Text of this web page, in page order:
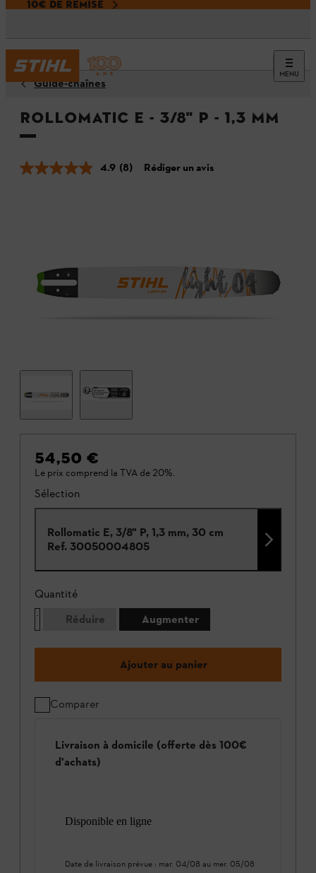
10€ DE REMISE
MENU
Guide-chaînes
Rollomatic E - 3/8" P - 1,3 mm
4.9 (8) Rédiger un avis
54,50 €
Le prix comprend la TVA de 20%.
Sélection
Rollomatic E, 3/8" P, 1,3 mm, 30 cm
Ref. 30050004805
Quantité
Réduire
Augmenter
Ajouter au panier
Comparer
Livraison à domicile (offerte dès 100€
d'achats)
Disponible en ligne
Date de livraison prévue : mar. 04/08 au mer. 05/08